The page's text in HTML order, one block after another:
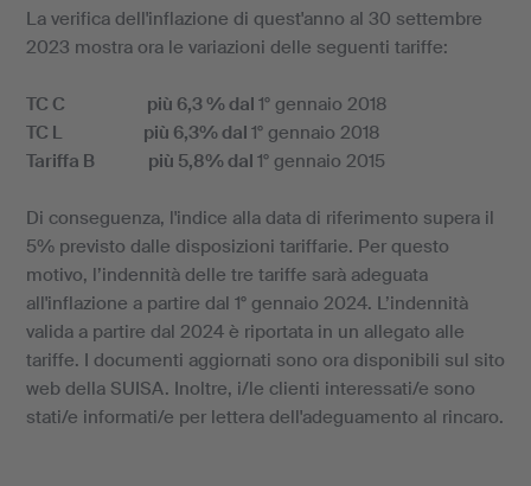
La verifica dell'inflazione di quest'anno al 30 settembre
2023 mostra ora le variazioni delle seguenti tariffe:
TC C più 6,3 % dal 1° gennaio 2018
TC L più 6,3% dal 1° gennaio 2018
Tariffa B più 5,8% dal 1° gennaio 2015
Di conseguenza, l'indice alla data di riferimento supera il
5% previsto dalle disposizioni tariffarie. Per questo
motivo, l’indennità delle tre tariffe sarà adeguata
all'inflazione a partire dal 1° gennaio 2024. L’indennità
valida a partire dal 2024 è riportata in un allegato alle
tariffe. I documenti aggiornati sono ora disponibili sul sito
web della SUISA. Inoltre, i/le clienti interessati/e sono
stati/e informati/e per lettera dell'adeguamento al rincaro.